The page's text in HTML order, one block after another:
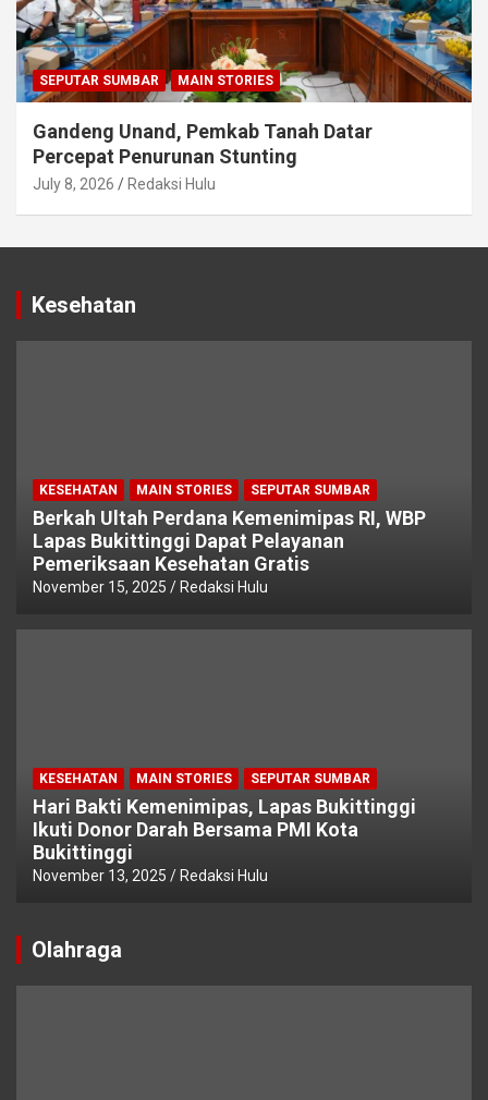
SEPUTAR SUMBAR MAIN STORIES
Gandeng Unand, Pemkab Tanah Datar
Percepat Penurunan Stunting
July 8, 2026 Redaksi Hulu
Kesehatan
KESEHATAN MAIN STORIES SEPUTAR SUMBAR
Berkah Ultah Perdana Kemenimipas RI, WBP
Lapas Bukittinggi Dapat Pelayanan
Pemeriksaan Kesehatan Gratis
November 15, 2025 Redaksi Hulu
KESEHATAN MAIN STORIES SEPUTAR SUMBAR
Hari Bakti Kemenimipas, Lapas Bukittinggi
Ikuti Donor Darah Bersama PMI Kota
Bukittinggi
November 13, 2025 Redaksi Hulu
Olahraga